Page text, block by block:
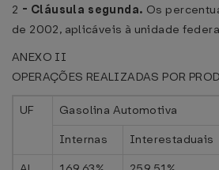
2 - Cláusula segunda. Os
de 2002, aplicáveis à unidade
ANEXO II
OPERAÇÕES REALIZADAS POR
UF Gasolina Automotiva
Internas
Interestaduais